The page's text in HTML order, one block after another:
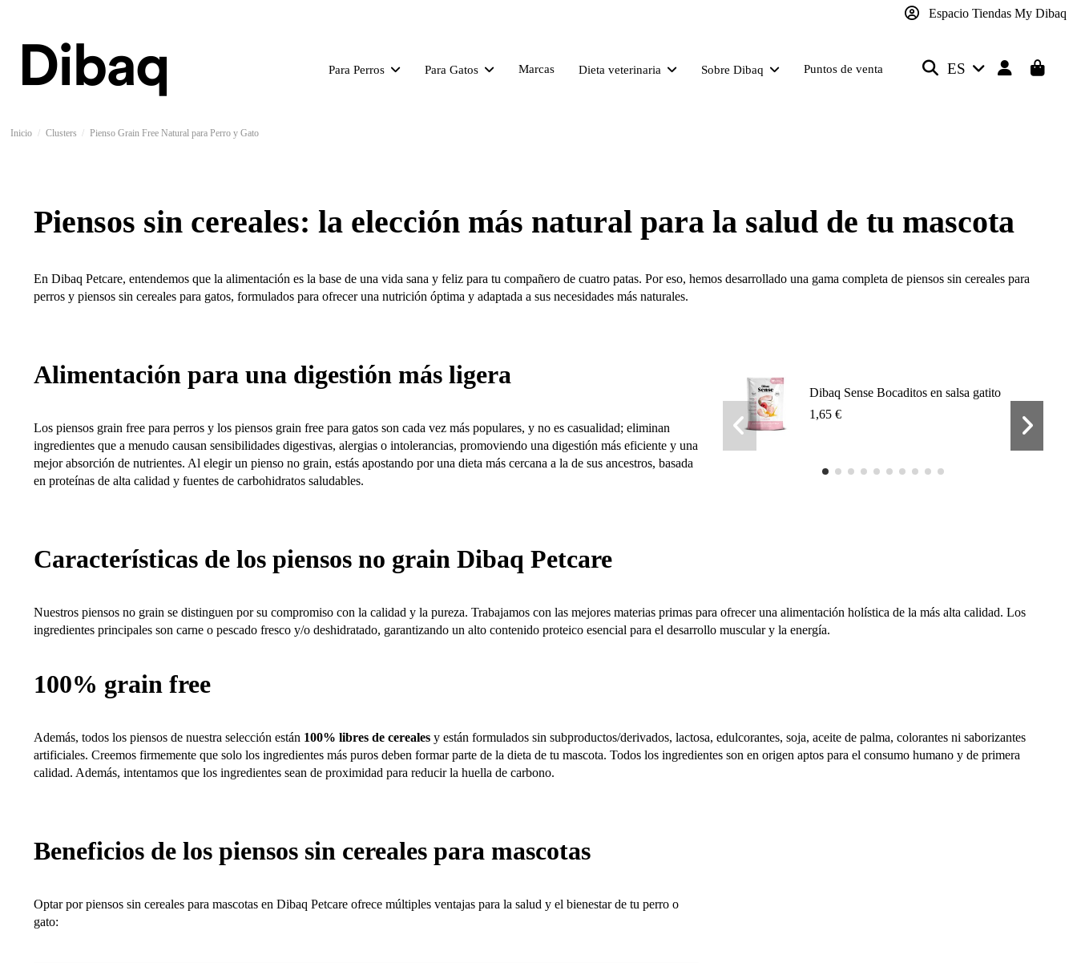
Espacio Tiendas My Dibaq
Para Perros Para Gatos Marcas Dieta veterinaria Sobre Dibaq Puntos de venta ES
Inicio Clusters Pienso Grain Free Natural para Perro y Gato
Piensos sin cereales: la elección más natural para la salud de tu mascota
En Dibaq Petcare, entendemos que la alimentación es la base de una vida sana y feliz para tu compañero de cuatro patas. Por eso, hemos desarrollado una gama completa de piensos sin cereales para
perros y piensos sin cereales para gatos, formulados para ofrecer una nutrición óptima y adaptada a sus necesidades más naturales.
Alimentación para una digestión más ligera
Los piensos grain free para perros y los piensos grain free para gatos son cada vez más populares, y no es casualidad; eliminan
ingredientes que a menudo causan sensibilidades digestivas, alergias o intolerancias, promoviendo una digestión más eficiente y una
mejor absorción de nutrientes. Al elegir un pienso no grain, estás apostando por una dieta más cercana a la de sus ancestros, basada
en proteínas de alta calidad y fuentes de carbohidratos saludables.
Dibaq Sense Bocaditos en salsa gatito
1,65 €
Características de los piensos no grain Dibaq Petcare
Nuestros piensos no grain se distinguen por su compromiso con la calidad y la pureza. Trabajamos con las mejores materias primas para ofrecer una alimentación holística de la más alta calidad. Los
ingredientes principales son carne o pescado fresco y/o deshidratado, garantizando un alto contenido proteico esencial para el desarrollo muscular y la energía.
100% grain free
Además, todos los piensos de nuestra selección están 100% libres de cerealesy están formulados sin subproductos/derivados, lactosa, edulcorantes, soja, aceite de palma, colorantes ni saborizantes
artificiales. Creemos firmemente que solo los ingredientes más puros deben formar parte de la dieta de tu mascota. Todos los ingredientes son en origen aptos para el consumo humano y de primera
calidad. Además, intentamos que los ingredientes sean de proximidad para reducir la huella de carbono.
Beneficios de los piensos sin cereales para mascotas
Optar por piensos sin cereales para mascotas en Dibaq Petcare ofrece múltiples ventajas para la salud y el bienestar de tu perro o
gato: